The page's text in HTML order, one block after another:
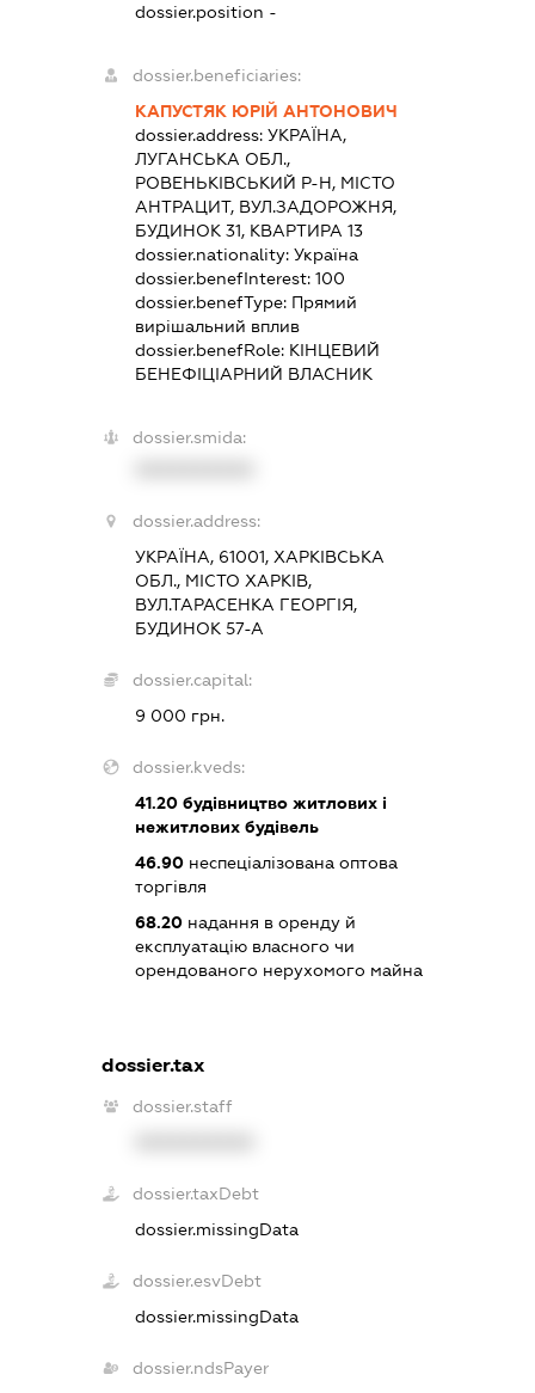
dossier.position -
dossier.beneficiaries:
КАПУСТЯК ЮРІЙ АНТОНОВИЧ
dossier.address:УКРАЇНА,
ЛУГАНСЬКА ОБЛ.,
РОВЕНЬКІВСЬКИЙ Р-Н, МІСТО
АНТРАЦИТ, ВУЛ.ЗАДОРОЖНЯ,
БУДИНОК 31, КВАРТИРА 13
dossier.nationality:Україна
dossier.benefInterest:100
dossier.benefType: Прямий
вирішальний вплив
dossier.benefRole: КІНЦЕВИЙ
БЕНЕФІЦІАРНИЙ ВЛАСНИК
dossier.smida:
dossier.address:
УКРАЇНА, 61001, ХАРКІВСЬКА
ОБЛ., МІСТО ХАРКІВ,
ВУЛ.ТАРАСЕНКА ГЕОРГІЯ,
БУДИНОК 57-А
dossier.capital:
9 000 грн.
dossier.kveds:
41.20 будівництво житлових і
нежитлових будівель
46.90 неспеціалізована оптова
торгівля
68.20 надання в оренду й
експлуатацію власного чи
орендованого нерухомого майна
dossier.tax
dossier.staff
dossier.taxDebt
dossier.missingData
dossier.esvDebt
dossier.missingData
dossier.ndsPayer